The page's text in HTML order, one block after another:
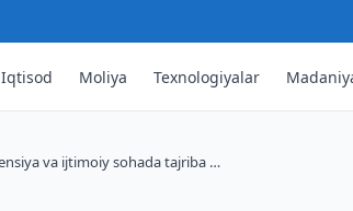
Iqtisod Moliya Texnologiyalar
va ijtimoiy sohada tajriba …